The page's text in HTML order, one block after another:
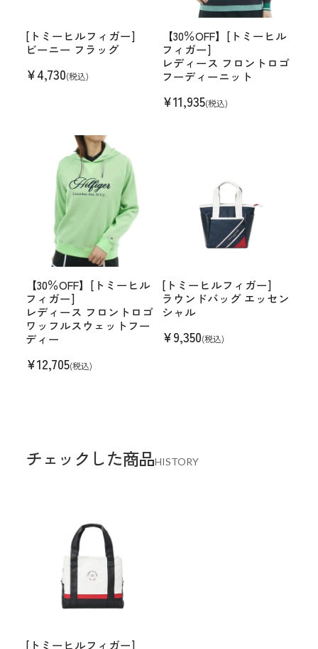
[トミーヒルフィガー]
ビーニー フラッグ
¥4,730(税込)
【30％OFF】[トミーヒル
フィガー]
レディース フロントロゴ
フーディーニット
¥11,935(税込)
【30％OFF】[トミーヒル
フィガー]
レディース フロントロゴ
ワッフルスウェットフー
ディー
¥12,705(税込)
[トミーヒルフィガー]
ラウンドバッグ エッセン
シャル
¥9,350(税込)
チェックした商品HISTORY
[トミーヒルフィガー]